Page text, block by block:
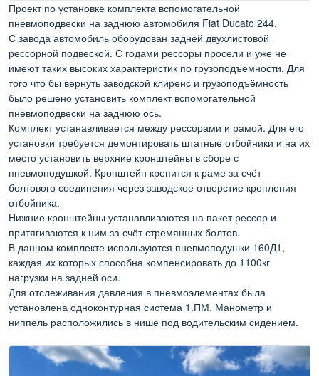
Проект по установке комплекта вспомогательной
пневмоподвески на заднюю автомобиля Fiat Ducato 244.
С завода автомобиль оборудован задней двухлистовой
рессорной подвеской. С годами рессоры просели и уже не
имеют таких высоких характеристик по грузоподъёмности. Для
того что бы вернуть заводской клиренс и грузоподъёмность
было решено установить комплект вспомогательной
пневмоподвески на заднюю ось.
Комплект устанавливается между рессорами и рамой. Для его
установки требуется демонтировать штатные отбойники и на их
место установить верхние кронштейны в сборе с
пневмоподушкой. Кронштейн крепится к раме за счёт
болтового соединения через заводское отверстие крепления
отбойника.
Нижние кронштейны устанавливаются на пакет рессор и
притягиваются к ним за счёт стремянных болтов.
В данном комплекте используются пневмоподушки 160Д1,
каждая их которых способна компенсировать до 1100кг
нагрузки на задней оси.
Для отслеживания давления в пневмоэлементах была
установлена одноконтурная система 1.ПМ. Манометр и
ниппель расположились в нише под водительским сидением.